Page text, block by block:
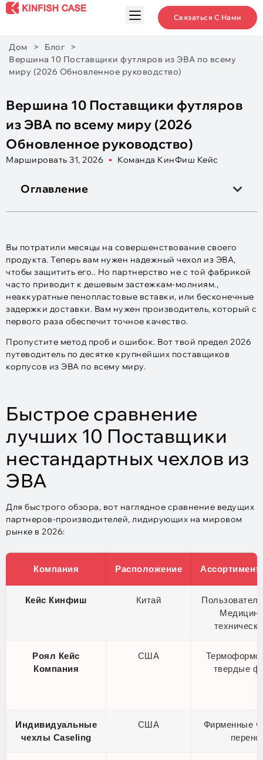
Связаться С Нами
Дом > Блог
>
Вершина 10 Поставщики футляров из ЭВА по всему
миру (2026 Обновленное руководство)
Вершина 10 Поставщики футляров
из ЭВА по всему миру (2026
Обновленное руководство)
Маршировать 31, 2026 Команда КинФиш Кейс
Оглавление
Вы потратили месяцы на совершенствование своего
продукта. Теперь вам нужен надежный чехол из ЭВА,
чтобы защитить его.. Но партнерство не с той фабрикой
часто приводит к дешевым застежкам-молниям.,
неаккуратные пенопластовые вставки, или бесконечные
задержки доставки. Вам нужен производитель, который с
первого раза обеспечит точное качество.
Пропустите метод проб и ошибок. Вот твой предел 2026
путеводитель по десятке крупнейших поставщиков
корпусов из ЭВА по всему миру.
Быстрое сравнение
лучших 10 Поставщики
нестандартных чехлов из
ЭВА
Для быстрого обзора, вот наглядное сравнение ведущих
партнеров-производителей, лидирующих на мировом
рынке в 2026:
Компания Расположение Ассортимент
Кейс Кинфиш Китай
Роял Кейс
Компания
США
твердые
Индивидуальные
чехлы Caseling
США
Фирменные